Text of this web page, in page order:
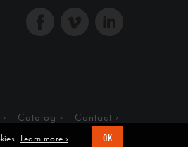
Catalog Contact
Learn more › OK